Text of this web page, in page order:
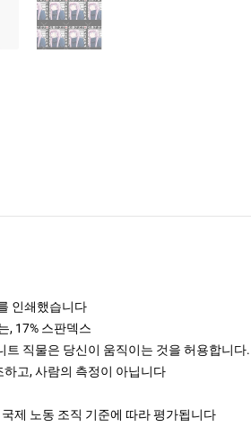
인쇄했습니다
, 17% 스판덱스
트 직물은 당신이 움직이는 것을 허용합니
고, 사람의 측정이 아닙니다
제 노동 조직 기준에 따라 평가됩니다